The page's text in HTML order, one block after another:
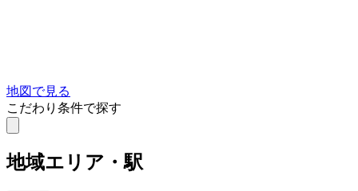
地図で見る
こだわり条件で探す
地域エリア・駅